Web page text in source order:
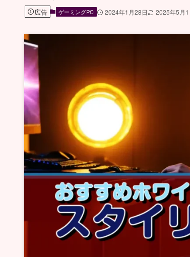
広告 ゲーミングPC 2024年1月28日 2025年5月1